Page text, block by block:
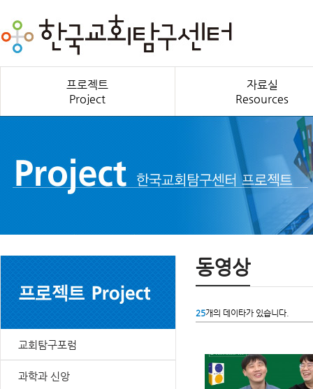
프로젝트
Project
자료실
Resources
교회탐구포럼
과학과 신앙
동영상
25개의 데이타가 있습니다.